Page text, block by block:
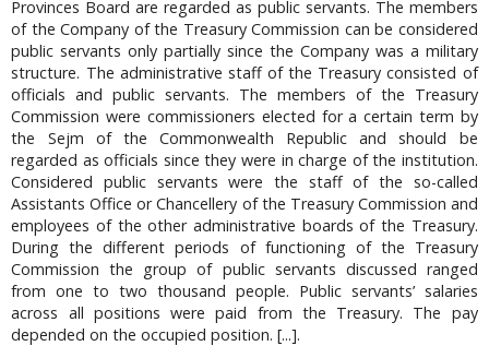
Provinces Board are regarded as public servants. The members
of the Company of the Treasury Commission can be considered
public servants only partially since the Company was a military
structure. The administrative staff of the Treasury consisted of
officials and public servants. The members of the Treasury
Commission were commissioners elected for a certain term by
the Sejm of the Commonwealth Republic and should be
regarded as officials since they were in charge of the institution.
Considered public servants were the staff of the so-called
Assistants Office or Chancellery of the Treasury Commission and
employees of the other administrative boards of the Treasury.
During the different periods of functioning of the Treasury
Commission the group of public servants discussed ranged
from one to two thousand people. Public servants’ salaries
across all positions were paid from the Treasury. The pay
depended on the occupied position. [...].